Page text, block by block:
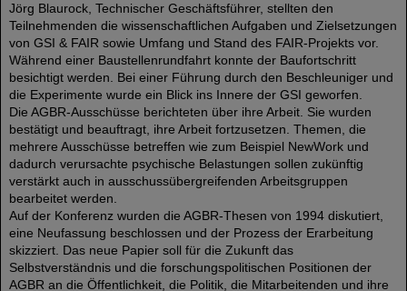
Jörg Blaurock, Technischer Geschäftsführer, stellten den
Teilnehmenden die wissenschaftlichen Aufgaben und Zielsetzungen
von GSI & FAIR sowie Umfang und Stand des FAIR-Projekts vor.
Während einer Baustellenrundfahrt konnte der Baufortschritt
besichtigt werden. Bei einer Führung durch den Beschleuniger und
die Experimente wurde ein Blick ins Innere der GSI geworfen.
Die AGBR-Ausschüsse berichteten über ihre Arbeit. Sie wurden
bestätigt und beauftragt, ihre Arbeit fortzusetzen. Themen, die
mehrere Ausschüsse betreffen wie zum Beispiel NewWork und
dadurch verursachte psychische Belastungen sollen zukünftig
verstärkt auch in ausschussübergreifenden Arbeitsgruppen
bearbeitet werden.
Auf der Konferenz wurden die AGBR-Thesen von 1994 diskutiert,
eine Neufassung beschlossen und der Prozess der Erarbeitung
skizziert. Das neue Papier soll für die Zukunft das
Selbstverständnis und die forschungspolitischen Positionen der
AGBR an die Öffentlichkeit, die Politik, die Mitarbeitenden und ihre